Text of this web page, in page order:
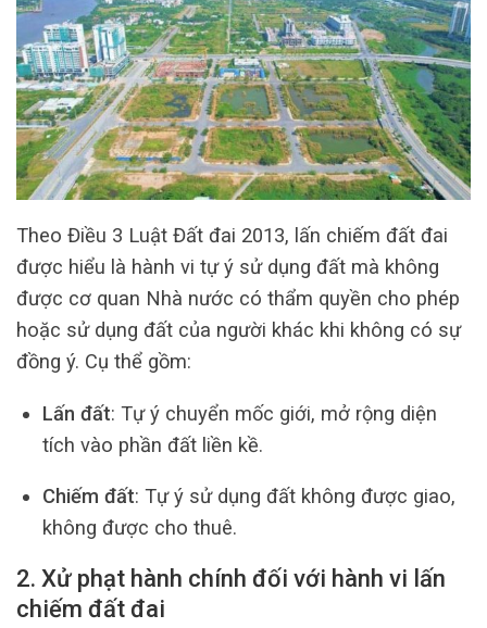
Theo Điều 3 Luật Đất đai 2013, lấn chiếm đất đai
được hiểu là hành vi tự ý sử dụng đất mà không
được cơ quan Nhà nước có thẩm quyền cho phép
hoặc sử dụng đất của người khác khi không có sự
đồng ý. Cụ thể gồm:
Lấn đất: Tự ý chuyển mốc giới, mở rộng diện
tích vào phần đất liền kề.
Chiếm đất: Tự ý sử dụng đất không được giao,
không được cho thuê.
2. Xử phạt hành chính đối với hành vi lấn
chiếm đất đai